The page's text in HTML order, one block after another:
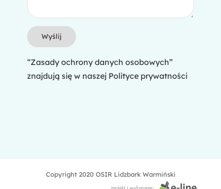
“Zasady ochrony danych osobowych”
znajdują się w naszej Polityce prywatności
Copyright 2020 OSIR Lidzbark Warmiński